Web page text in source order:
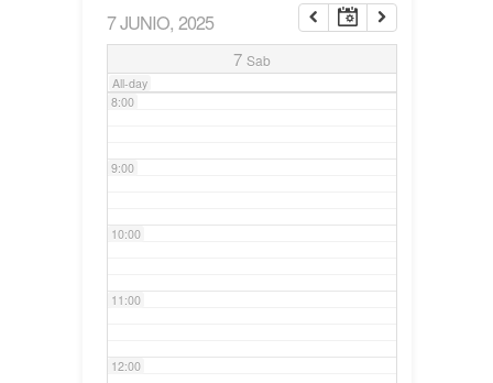
7 JUNIO, 2025
7 Sab
All-day
7:00
8:00
9:00
10:00
11:00
12:00